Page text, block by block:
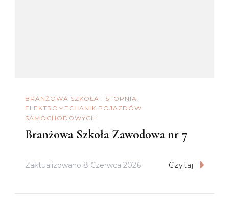
BRANŻOWA SZKOŁA I STOPNIA
ELEKTROMECHANIK POJAZDÓW
SAMOCHODOWYCH
Branżowa Szkoła Zawodowa nr 7
Zaktualizowano 8 Czerwca 2026 Czytaj